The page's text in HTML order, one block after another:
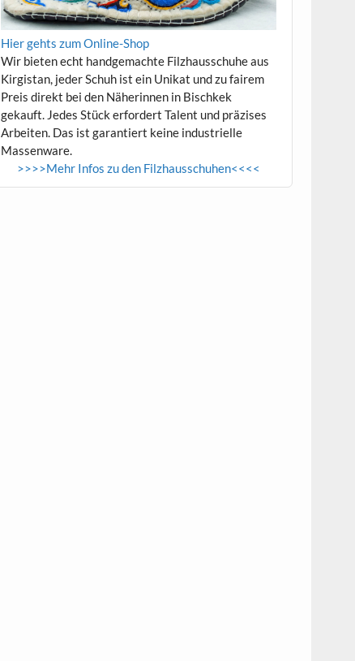
Hier gehts zum Online-Shop
Wir bieten echt handgemachte Filzhausschuhe aus
Kirgistan, jeder Schuh ist ein Unikat und zu fairem
Preis direkt bei den Näherinnen in Bischkek
gekauft. Jedes Stück erfordert Talent und präzises
Arbeiten. Das ist garantiert keine industrielle
Massenware.
>>>>Mehr Infos zu den Filzhausschuhen<<<<